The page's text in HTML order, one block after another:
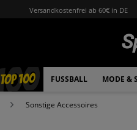
Versandkostenfrei ab 60€ in DE
TOP 100 FUSSBALL MODE &
Sonstige Accessoires